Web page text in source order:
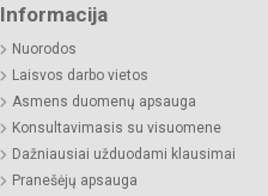
Informacija
Nuorodos
Laisvos darbo vietos
Asmens duomenų apsauga
Konsultavimasis su visuomene
Dažniausiai užduodami klausimai
Pranešėjų apsauga